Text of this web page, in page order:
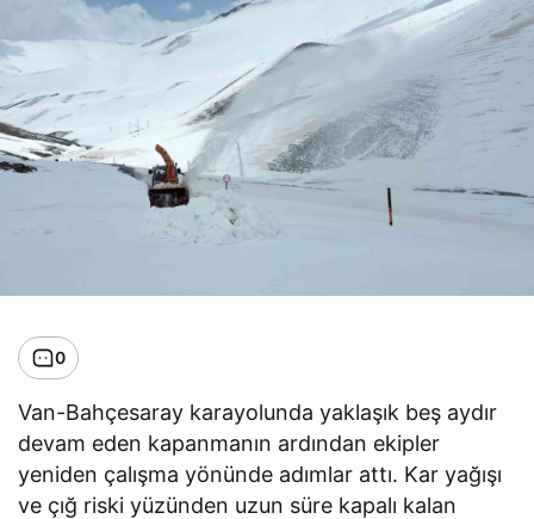
0
Van-Bahçesaray karayolunda yaklaşık beş aydır
devam eden kapanmanın ardından ekipler
yeniden çalışma yönünde adımlar attı. Kar yağışı
ve çığ riski yüzünden uzun süre kapalı kalan